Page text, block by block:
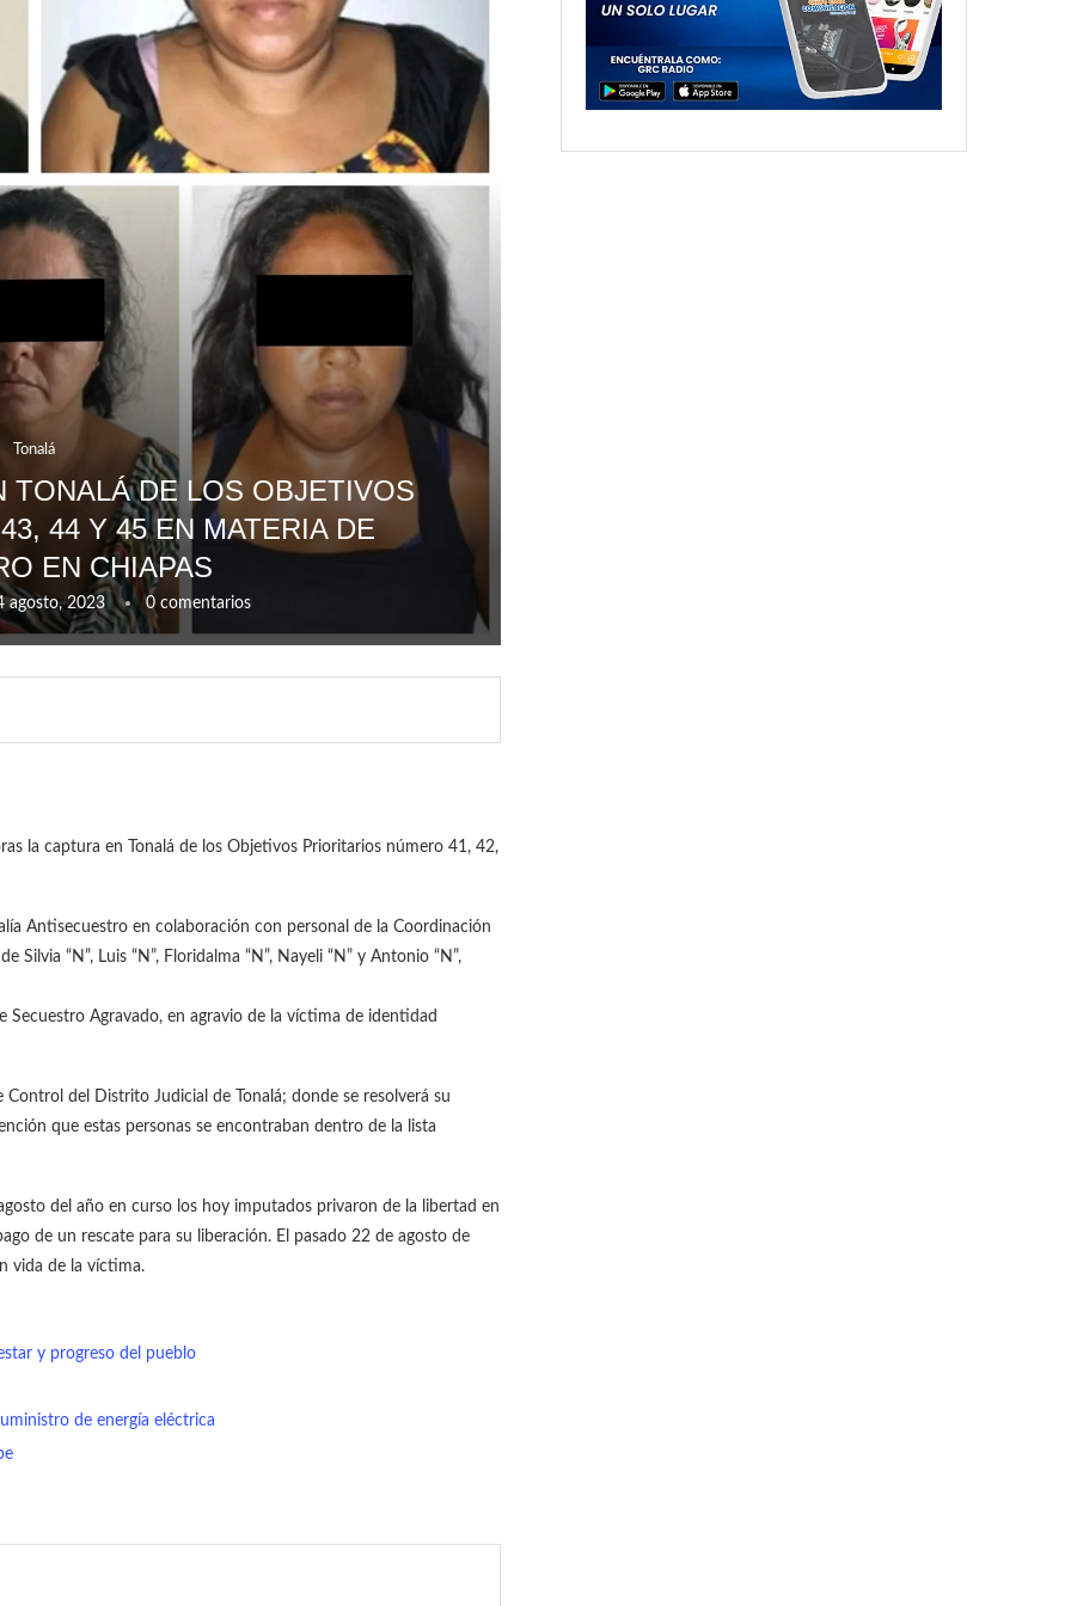
Tonalá
TONALÁ DE LOS OBJETIVOS
44 Y 45 EN MATERIA DE
EN CHIAPAS
agosto, 2023 0 comentarios
la captura en Tonalá de los Objetivos Prioritarios número 41, 42,
Antisecuestro en colaboración con personal de la Coordinación
“N”, Luis “N”, Floridalma “N”, Nayeli “N” y Antonio “N”,
Agravado, en agravio de la víctima de identidad
del Distrito Judicial de Tonalá; donde se resolverá su
que estas personas se encontraban dentro de la lista
del año en curso los hoy imputados privaron de la libertad en
de un rescate para su liberación. El pasado 22 de agosto de
vida de la víctima.
y progreso del pueblo
de energía eléctrica